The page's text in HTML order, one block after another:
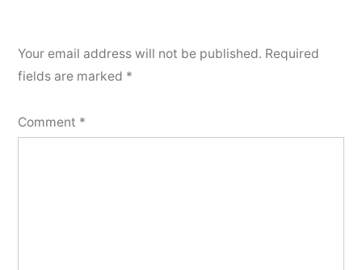
Your email address will not be published. Required
fields are marked *
Comment *